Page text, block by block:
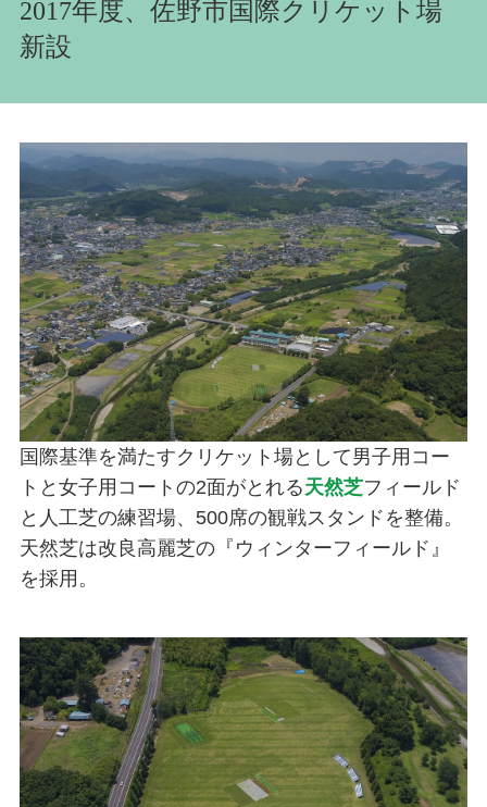
2017年度、佐野市国際クリケット場
新設
国際基準を満たすクリケット場として男子用コー
トと女子用コートの2面がとれる天然芝フィールド
と人工芝の練習場、500席の観戦スタンドを整備。
天然芝は改良高麗芝の『ウィンターフィールド』
を採用。